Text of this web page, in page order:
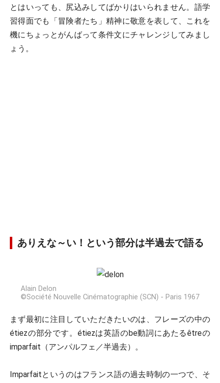
とはいっても、尻込みしてばかりはいられません。語学
習得面でも「冒険者たち」精神に敬意を表して、これを
機にちょっとがんばって条件文にチャレンジしてみまし
ょう。
ありえな～い！という部分は半過去で語る
Alain Delon
©Société Nouvelle Cinématographie (SCN) - Paris 1967
まず最初に注目していただきたいのは、フレーズの中の
étiezの部分です。étiezは英語のbe動詞にあたるêtreの
imparfait （アンパルフェ／半過去）。
Imparfaitというのはフランス語の過去時制の一つで、そ